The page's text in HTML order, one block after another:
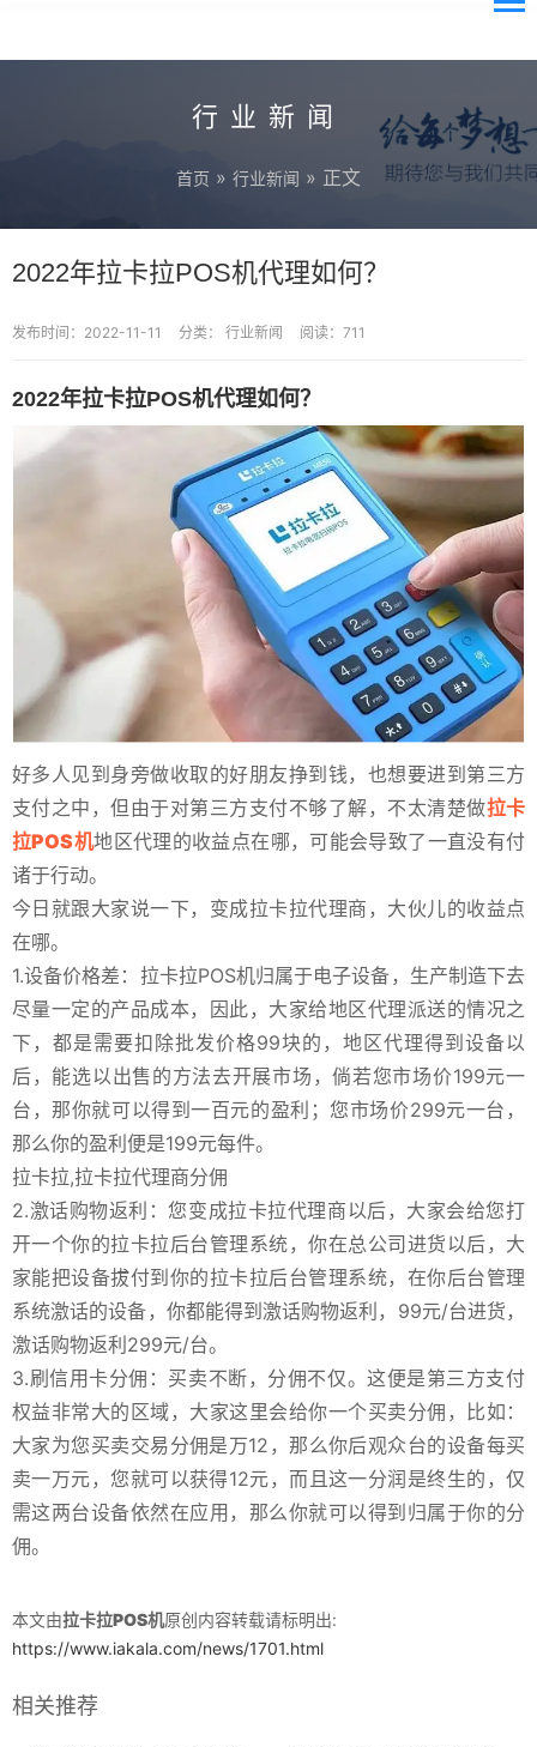
行业新闻
首页 » 行业新闻 » 正文
2022年拉卡拉POS机代理如何？
发布时间：2022-11-11 分类： 行业新闻 阅读：711
2022年拉卡拉POS机代理如何？
好多人见到身旁做收取的好朋友挣到钱，也想要进到第三方
支付之中，但由于对第三方支付不够了解，不太清楚做拉卡
拉POS机地区代理的收益点在哪，可能会导致了一直没有付
诸于行动。
今日就跟大家说一下，变成拉卡拉代理商，大伙儿的收益点
在哪。
1.设备价格差：拉卡拉POS机归属于电子设备，生产制造下去
尽量一定的产品成本，因此，大家给地区代理派送的情况之
下，都是需要扣除批发价格99块的，地区代理得到设备以
后，能选以出售的方法去开展市场，倘若您市场价199元一
台，那你就可以得到一百元的盈利；您市场价299元一台，
那么你的盈利便是199元每件。
拉卡拉,拉卡拉代理商分佣
2.激话购物返利：您变成拉卡拉代理商以后，大家会给您打
开一个你的拉卡拉后台管理系统，你在总公司进货以后，大
家能把设备拔付到你的拉卡拉后台管理系统，在你后台管理
系统激话的设备，你都能得到激话购物返利，99元/台进货，
激话购物返利299元/台。
3.刷信用卡分佣：买卖不断，分佣不仅。这便是第三方支付
权益非常大的区域，大家这里会给你一个买卖分佣，比如：
大家为您买卖交易分佣是万12，那么你后观众台的设备每买
卖一万元，您就可以获得12元，而且这一分润是终生的，仅
需这两台设备依然在应用，那么你就可以得到归属于你的分
佣。
本文由拉卡拉POS机原创内容转载请标明出:
https://www.iakala.com/news/1701.html
相关推荐